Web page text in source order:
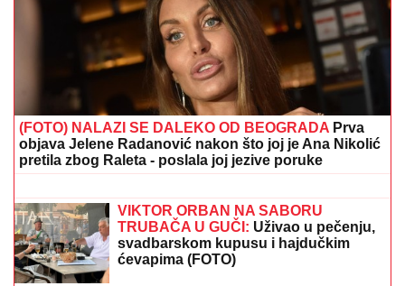
"RAZOČARALA SAM SE, MNOGI SU NESTALI
NAKON SAŠINE SMRTI" Suzana Jovanović otkrila da
su je zaboravili ljudi sa estrade: "Plaše se"
PRŠTE ČESTITKE! Dragan Stanković
se oglasio zbog VERENICE
Aleksandre, samo par dana nakon
VERIDBE: "Neka Bog čuva našu
ljubav!"
RAZBIJENA ŠOFERKA, STAKLO I
nakon skandala snimili u kolima:
"Moja jedina ljubav"